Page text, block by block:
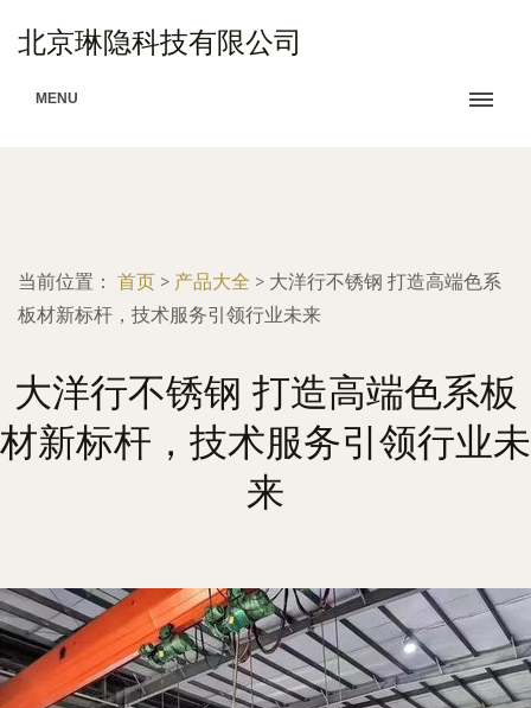
北京琳隐科技有限公司
MENU
当前位置： 首页 > 产品大全 > 大洋行不锈钢 打造高端色系
板材新标杆，技术服务引领行业未来
大洋行不锈钢 打造高端色系板
材新标杆，技术服务引领行业未
来